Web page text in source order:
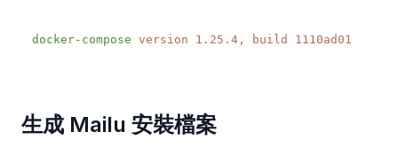
docker-compose version 1.25.4, build
生成 Mailu 安裝檔案